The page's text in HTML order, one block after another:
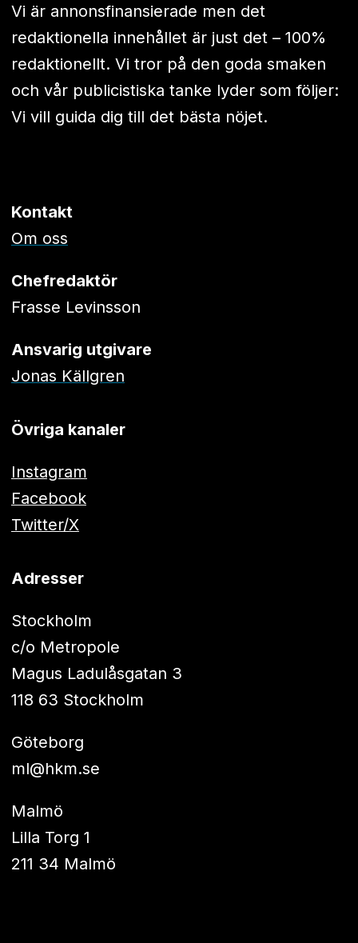
Vi är annonsfinansierade men det
redaktionella innehållet är just det – 100%
redaktionellt. Vi tror på den goda smaken
och vår publicistiska tanke lyder som följer:
Vi vill guida dig till det bästa nöjet.
Kontakt
Om oss
Chefredaktör
Frasse Levinsson
Ansvarig utgivare
Jonas Källgren
Övriga kanaler
Instagram
Facebook
Twitter/X
Adresser
Stockholm
c/o Metropole
Magus Ladulåsgatan 3
118 63 Stockholm
Göteborg
ml@hkm.se
Malmö
Lilla Torg 1
211 34 Malmö